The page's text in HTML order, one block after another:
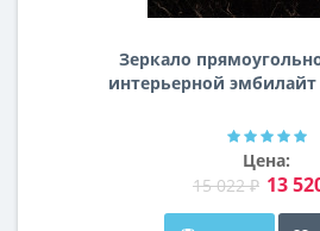
Зеркало
интерьерной эмбилайт
Цена:
15 022 ₽ 13